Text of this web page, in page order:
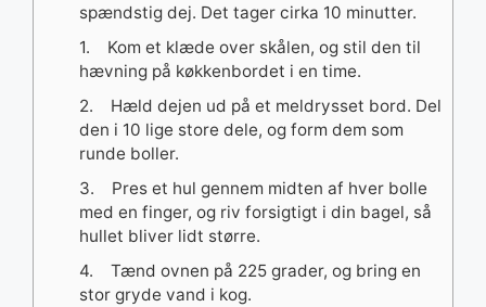
spændstig dej. Det tager cirka 10 minutter.
1. Kom et klæde over skålen, og stil den til
hævning på køkkenbordet i en time.
2. Hæld dejen ud på et meldrysset bord. Del
den i 10 lige store dele, og form dem som
runde boller.
3. Pres et hul gennem midten af hver bolle
med en finger, og riv forsigtigt i din bagel, så
hullet bliver lidt større.
4. Tænd ovnen på 225 grader, og bring en
stor gryde vand i kog.